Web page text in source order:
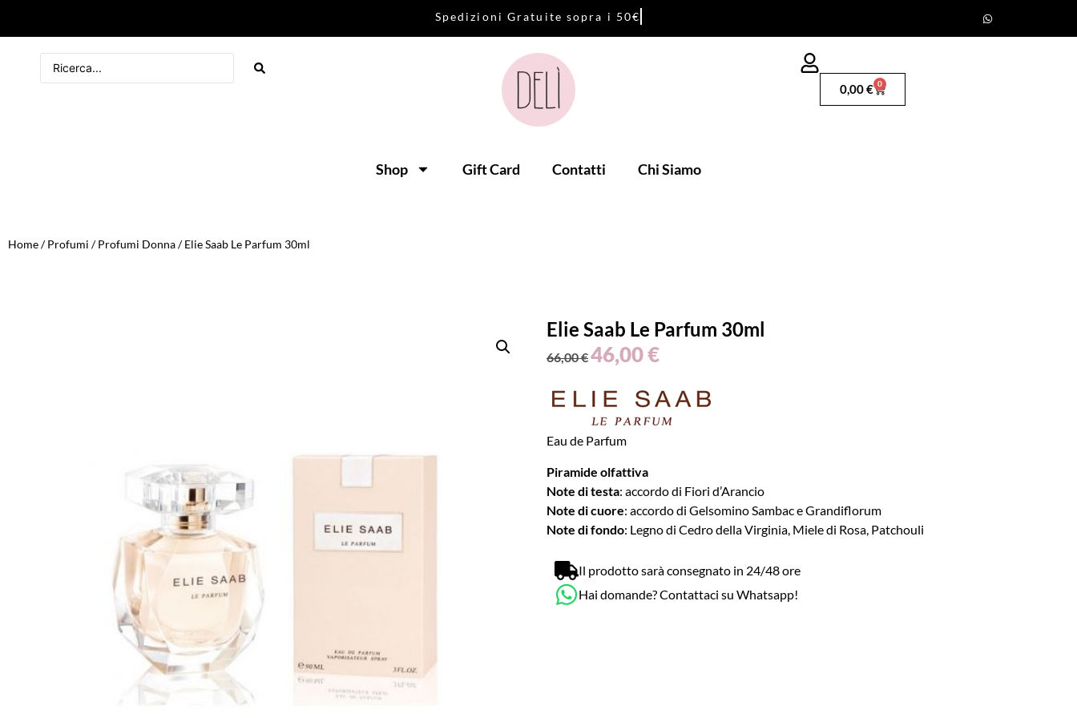
Sped izi on i Gratu ite sopra i 50€
0,00€ 0
Shop Gift Card Contatti Chi Siamo
Home/Profumi /Profumi Donna/ Elie Saab Le Parfum 30ml
Elie Saab Le Parfum 30ml
66,00€46,00€
Eau de Parfum
Piramide olfattiva
Note di testa: accordo di Fiori d’Arancio
Note di cuore: accordo di Gelsomino Sambac e Grandiflorum
Note di fondo: Legno di Cedro della Virginia, Miele di Rosa, Patchouli
Il prodotto sarà consegnato in 24/48 ore
Hai domande? Contattaci su Whatsapp!